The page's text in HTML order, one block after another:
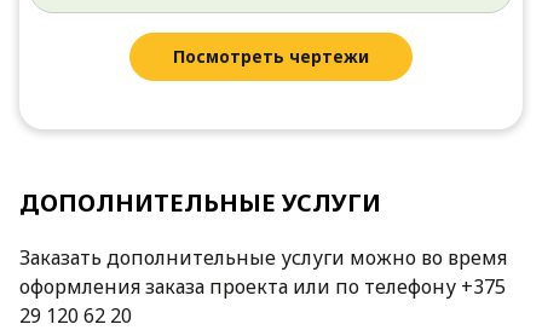
Посмотреть чертежи
ДОПОЛНИТЕЛЬНЫЕ УСЛУГИ
Заказать дополнительные услуги можно во время
оформления заказа проекта или по телефону +375
29 120 62 20